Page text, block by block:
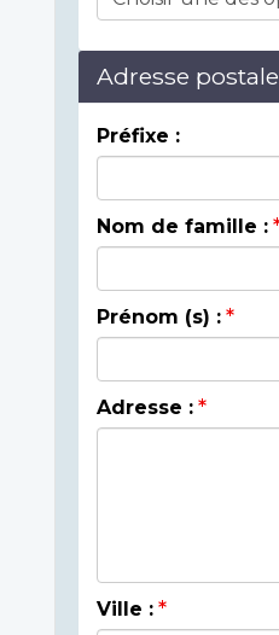
Adresse postale
Préfixe :
Nom de famille :
Prénom (s) :
Adresse :
Ville :